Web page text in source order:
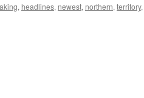
, headlines, newest, northern, territory,